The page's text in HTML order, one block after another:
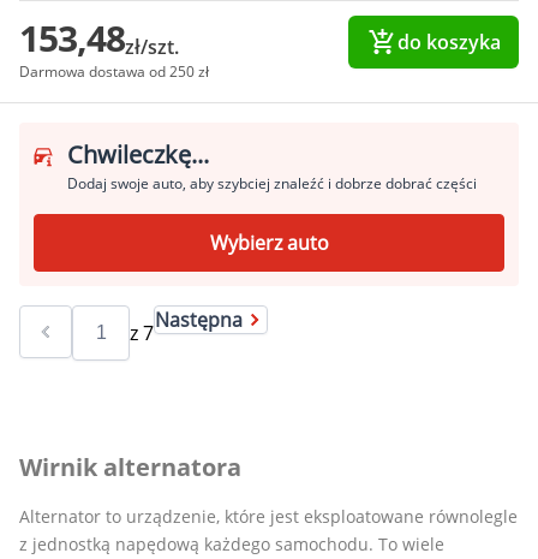
153,48zł/szt.
Darmowa dostawa od 250 zł
do koszyka
Chwileczkę...
Dodaj swoje auto, aby szybciej znaleźć i dobrze dobrać części
Wybierz auto
z7Następna
Wirnik alternatora
Alternator to urządzenie, które jest eksploatowane równolegle
z jednostką napędową każdego samochodu. To wiele